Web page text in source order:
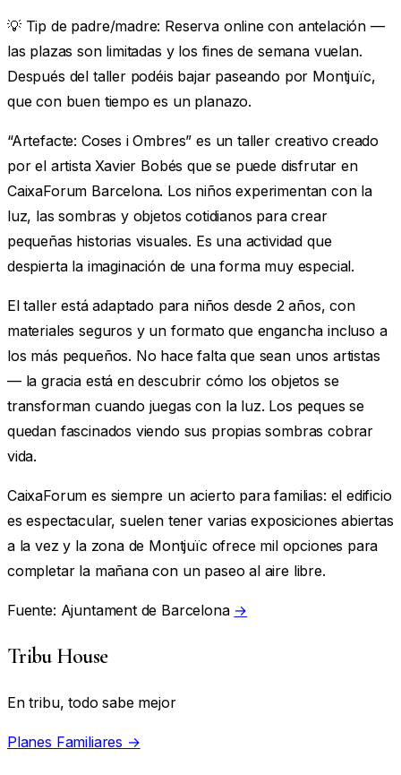
💡 Tip de padre/madre: Reserva online con antelación —
las plazas son limitadas y los fines de semana vuelan.
Después del taller podéis bajar paseando por Montjuïc,
que con buen tiempo es un planazo.
“Artefacte: Coses i Ombres” es un taller creativo creado
por el artista Xavier Bobés que se puede disfrutar en
CaixaForum Barcelona. Los niños experimentan con la
luz, las sombras y objetos cotidianos para crear
pequeñas historias visuales. Es una actividad que
despierta la imaginación de una forma muy especial.
El taller está adaptado para niños desde 2 años, con
materiales seguros y un formato que engancha incluso a
los más pequeños. No hace falta que sean unos artistas
— la gracia está en descubrir cómo los objetos se
transforman cuando juegas con la luz. Los peques se
quedan fascinados viendo sus propias sombras cobrar
vida.
CaixaForum es siempre un acierto para familias: el edificio
es espectacular, suelen tener varias exposiciones abiertas
a la vez y la zona de Montjuïc ofrece mil opciones para
completar la mañana con un paseo al aire libre.
Fuente: Ajuntament de Barcelona →
Tribu House
En tribu, todo sabe mejor
Planes Familiares →